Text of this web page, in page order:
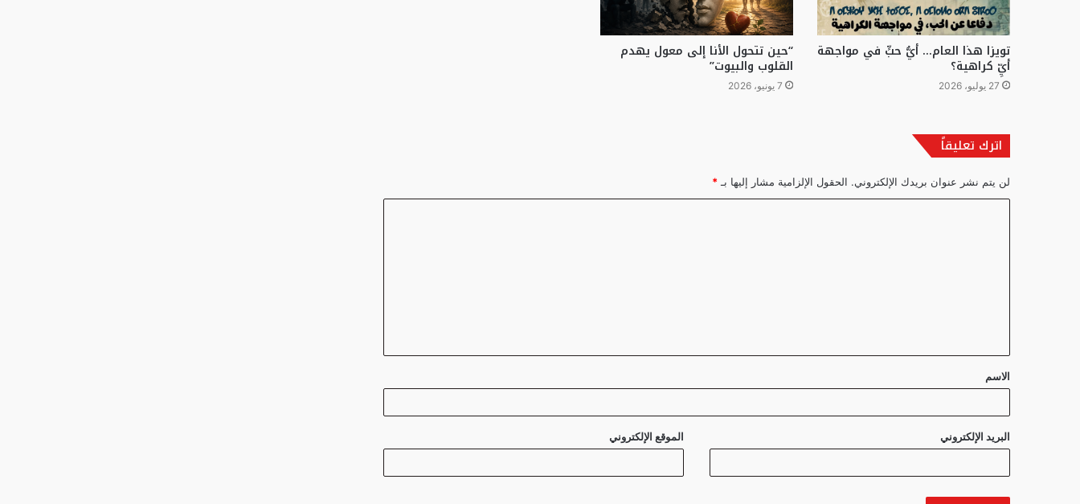
تويزا هذا العام… أيُّ حبٍّ في مواجهة
أيِّ كراهية؟
27 يوليو، 2026
“حين تتحول الأنا إلى معول يهدم
القلوب والبيوت”
7 يونيو، 2026
اترك تعليقاً
لن يتم نشر عنوان بريدك الإلكتروني. الحقول الإلزامية مشار إليها بـ *
ق
*
الاسم
البريد الإلكتروني الموقع الإلكتروني